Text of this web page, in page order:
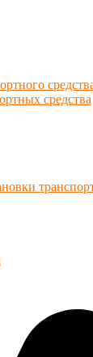
средства